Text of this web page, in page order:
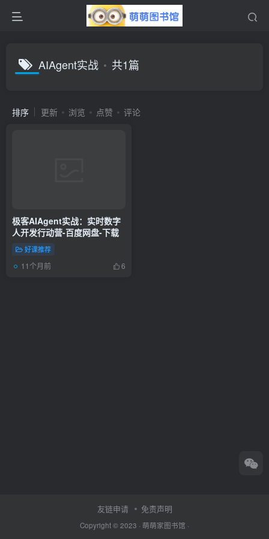
AIAgent实战 共1篇
排序 更新 浏览 点赞 评论
极客AIAgent实战：实时数字
人开发行动营-百度网盘-下载
好课推荐
11个月前 6
友链申请 免责声明
Copyright © 2023 · 萌萌家图书馆 ·